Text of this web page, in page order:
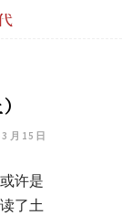
月 15 日
许是
了土